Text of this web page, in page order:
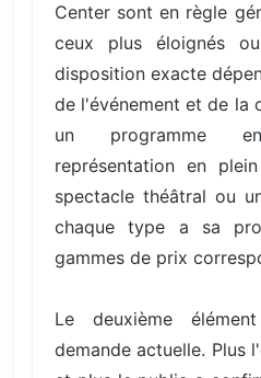
Center sont en règle
ceux plus éloignés
disposition exacte
de l'événement et de la
un programme
représentation en
spectacle théâtral ou
chaque type a sa
gammes de prix
Le deuxième
demande actuelle. Plus